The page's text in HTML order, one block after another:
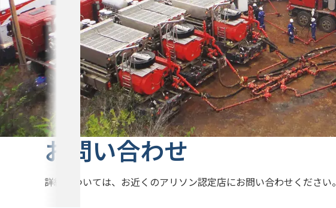
お問い合わせ
詳細については、お近くのアリソン認定店にお問い合わせください。